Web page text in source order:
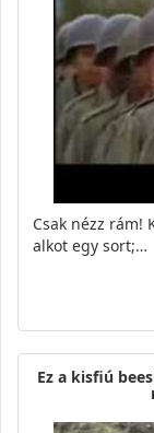
Csak nézz rám!
alkot egy sort;…
Ez a kisfiú